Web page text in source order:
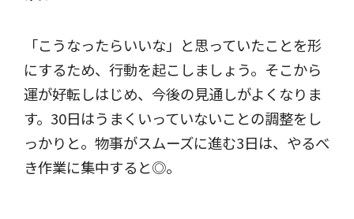
「こうなったらいいな」と思っていたことを形
にするため、行動を起こしましょう。そこから
運が好転しはじめ、今後の見通しがよくなりま
す。30日はうまくいっていないことの調整をし
っかりと。物事がスムーズに進む3日は、やるべ
き作業に集中すると◎。